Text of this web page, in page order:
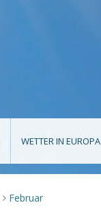
WETTER IN EUROPA
> Februar